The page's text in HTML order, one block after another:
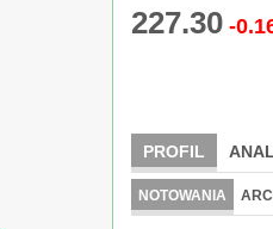
227.30 -
PROFIL
NOTOWANIA